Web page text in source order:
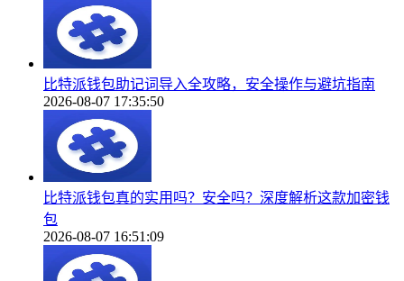
比特派钱包助记词导入全攻略，安全操作与避坑指南
2026-08-07 17:35:50
比特派钱包真的实用吗？安全吗？深度解析这款加密钱
包
2026-08-07 16:51:09